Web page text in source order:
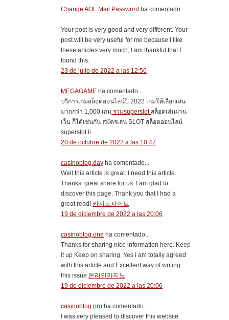
Change AOL Mail Password ha comentado...
Your post is very good and very different. Your
post will be very useful for me because I like
these articles very much, I am thankful that I
found this.
23 de julio de 2022 a las 12:56
MEGAGAME ha comentado...
บริการเกมสล็อตออนไลน์ปี 2022 เกมให้เลือกเล่น
มากกว่า 1,000 เกม รวมsuperslot สล็อตเล่นผ่าน
เว็บ ก็ได้เช่นกัน สมัครเล่น SLOT สล็อตออนไลน์
superslot.li
20 de octubre de 2022 a las 10:47
casinoblog.day ha comentado...
Well this article is great. I need this article.
Thanks. great share for us. I am glad to
discover this page. Thank you that I had a
great read! 카지노사이트
19 de diciembre de 2022 a las 20:06
casinoblog.one ha comentado...
Thanks for sharing nice information here. Keep
it up Keep on sharing. Yes i am totally agreed
with this article and Excellent way of writing
this issue 온라인카지노
19 de diciembre de 2022 a las 20:06
casinoblog.pro ha comentado...
I was very pleased to discover this website.